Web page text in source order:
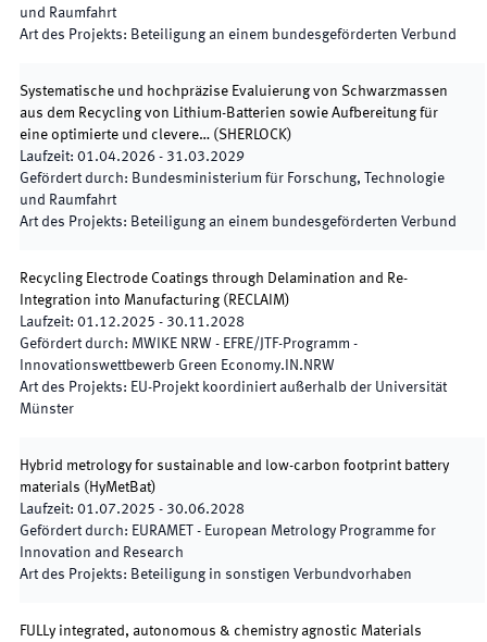
und Raumfahrt
Art des Projekts: Beteiligung an einem bundesgeförderten Verbund
Systematische und hochpräzise Evaluierung von Schwarzmassen
aus dem Recycling von Lithium-Batterien sowie Aufbereitung für
eine optimierte und clevere… (SHERLOCK)
Laufzeit: 01.04.2026 - 31.03.2029
Gefördert durch: Bundesministerium für Forschung, Technologie
und Raumfahrt
Art des Projekts: Beteiligung an einem bundesgeförderten Verbund
Recycling Electrode Coatings through Delamination and Re-
Integration into Manufacturing ( RECLAIM)
Laufzeit: 01.12.2025 - 30.11.2028
Gefördert durch: MWIKE NRW - EFRE/JTF-Programm -
Innovationswettbewerb Green Economy.IN.NRW
Art des Projekts: EU-Projekt koordiniert außerhalb der Universität
Münster
Hybrid metrology for sustainable and low-carbon footprint battery
materials ( HyMetBat)
Laufzeit: 01.07.2025 - 30.06.2028
Gefördert durch: EURAMET - European Metrology Programme for
Innovation and Research
Art des Projekts: Beteiligung in sonstigen Verbundvorhaben
FULLy integrated, autonomous & chemistry agnostic Materials